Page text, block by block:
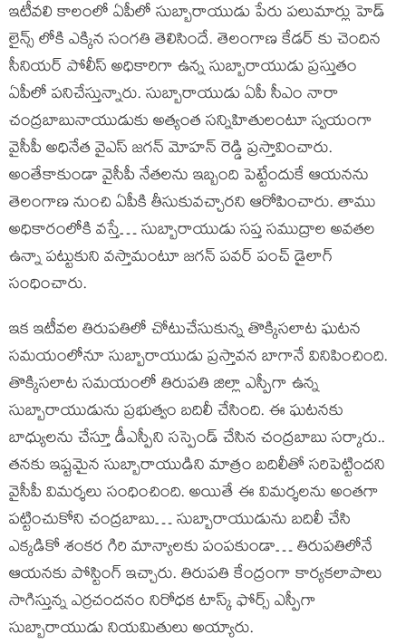
ఇటీవలి కాలంలో ఏపీలో సుబ్బారాయుడు పేరు పలుమార్లు హెడ్
లైన్స్ లోకి ఎక్కిన సంగతి తెలిసిందే. తెలంగాణ కేడర్ కు చెందిన
సీనియర్ పోలీస్ అధికారిగా ఉన్న సుబ్బారాయుడు ప్రస్తుతం
ఏపీలో పనిచేస్తున్నారు. సుబ్బారాయుడు ఏపీ సీఎం నారా
చంద్రబాబునాయుడుకు అత్యంత సన్నిహితులంటూ స్వయంగా
వైసీపీ అధినేత వైఎస్ జగన్ మోహన్ రెడ్డి ప్రస్తావించారు.
అంతేకాకుండా వైసీపీ నేతలను ఇబ్బంది పెట్టేందుకే ఆయనను
తెలంగాణ నుంచి ఏపీకి తీసుకువచ్చారని ఆరోపించారు. తాము
అధికారంలోకి వస్తే… సుబ్బారాయుడు సప్త సముద్రాల అవతల
ఉన్నా పట్టుకుని వస్తామంటూ జగన్ పవర్ పంచ్ డైలాగ్
సంధించారు.
ఇక ఇటీవల తిరుపతిలో చోటుచేసుకున్న తొక్కిసలాట ఘటన
సమయంలోనూ సుబ్బారాయుడు ప్రస్తావన బాగానే వినిపించింది.
తొక్కిసలాట సమయంలో తిరుపతి జిల్లా ఎస్పీగా ఉన్న
సుబ్బారాయుడును ప్రభుత్వం బదిలీ చేసింది. ఈ ఘటనకు
బాధ్యులను చేస్తూ డీఎస్పీని సస్పెండ్ చేసిన చంద్రబాబు సర్కారు..
తనకు ఇష్టమైన సుబ్బారాయుడిని మాత్రం బదిలీతో సరిపెట్టిందని
వైసీపీ విమర్శలు సంధించింది. అయితే ఈ విమర్శలను అంతగా
పట్టించుకోని చంద్రబాబు… సుబ్బారాయుడును బదిలీ చేసి
ఎక్కడికో శంకర గిరి మాన్యాలకు పంపకుండా… తిరుపతిలోనే
ఆయనకు పోస్టింగ్ ఇచ్చారు. తిరుపతి కేంద్రంగా కార్యకలాపాలు
సాగిస్తున్న ఎర్రచందనం నిరోధక టాస్క్ ఫోర్స్ ఎస్పీగా
సుబ్బారాయుడు నియమితులు అయ్యారు.